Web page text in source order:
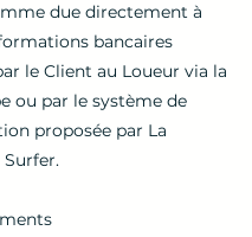
due directement à
bancaires
le Client au Loueur via la
ou par le système de
proposée par La